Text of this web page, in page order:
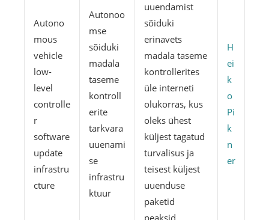
Autono
mous
vehicle
low-
level
controlle
r
software
update
infrastru
cture
Autonoo
mse
sõiduki
madala
taseme
kontroll
erite
tarkvara
uuenami
se
infrastru
ktuur
uuendamist
sõiduki
erinavets
madala taseme
kontrollerites
üle interneti
olukorras, kus
oleks ühest
küljest tagatud
turvalisus ja
teisest küljest
uuenduse
paketid
peaksid
H
ei
k
o
Pi
k
n
er